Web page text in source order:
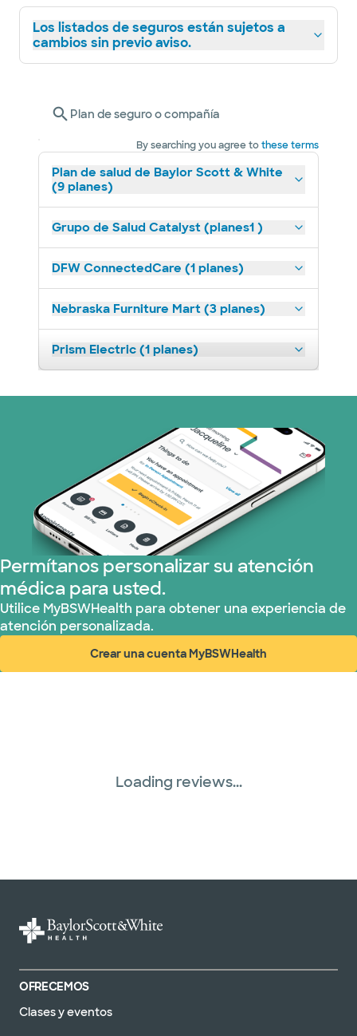
Los listados de seguros están sujetos a
cambios sin previo aviso.
Plan de seguro o compañía
By searching you agree tothese terms
Plan de salud de Baylor Scott & White
(9 planes)
Grupo de Salud Catalyst (planes1 )
DFW ConnectedCare (1 planes)
Nebraska Furniture Mart (3 planes)
Prism Electric (1 planes)
Permítanos personalizar su atención
médica para usted.
Utilice MyBSWHealth para obtener una experiencia de
atención personalizada.
Crear una cuenta MyBSWHealth
(abre en ventana nueva)
Loading reviews...
OFRECEMOS
Clases y eventos